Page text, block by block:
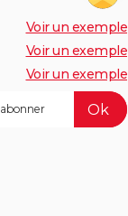
Voir un exemple
Voir un exemple
Voir un exemple